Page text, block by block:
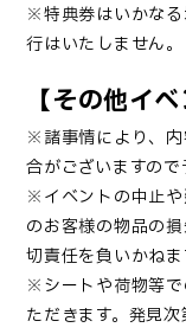
※特典券はいかな
行はいたしません。
【その他イ
※諸事情により、
合がございますので
※イベントの中止
のお客様の物品の
切責任を負いかねま
※シートや荷物等
ただきます。発見